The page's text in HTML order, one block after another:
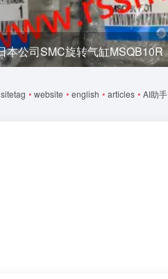
本公司SMC旋转气缸MSQB10R
sitetag • website • english • articles • AI助手